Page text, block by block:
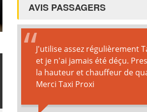
AVIS PASSAGERS